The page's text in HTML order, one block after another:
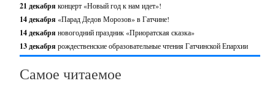
21 декабря концерт «Новый год к нам идет»!
14 декабря «Парад Дедов Морозов» в Гатчине!
14 декабря новогодний праздник «Приоратская сказка»
13 декабря рождественские образовательные чтения Гатчинской Епархии
Самое читаемое